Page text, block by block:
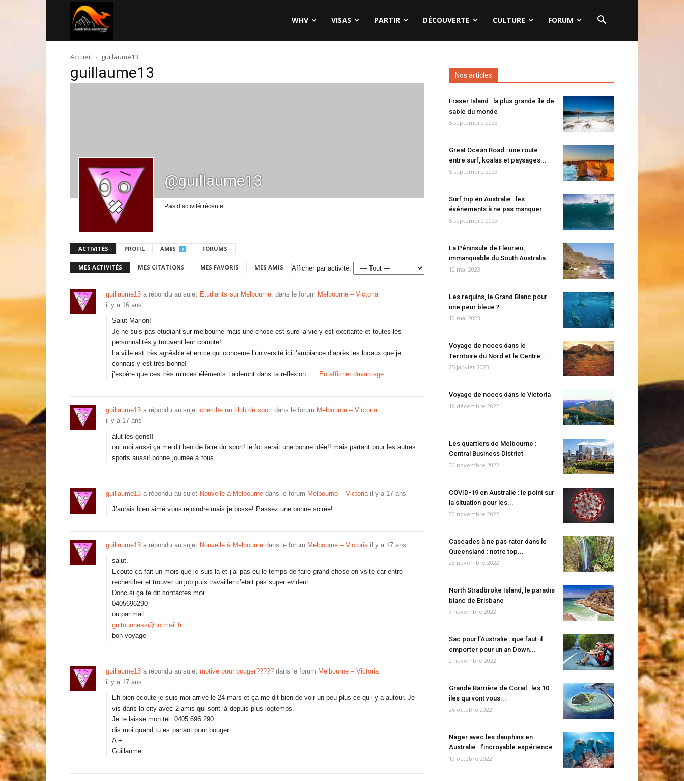
australie.com
WHV VISAS PARTIR DÉCOUVERTE CULTURE FORUM
Accueil guillaume13
guillaume13
@guillaume13
Pas d’activité récente
ACTIVITÉS PROFIL AMIS 0 FORUMS
MES ACTIVITÉS MES CITATIONS MES FAVORIS MES AMIS Afficher par activité:
guillaume13 a répondu au sujet Étudiants sur Melbourne. dans le forum Melbourne – Victoria
il y a 16 ans
Salut Marion!
Je ne suis pas etudiant sur melbourne mais une chose est sure la vie y est excitante et toutes les
personnalités y trouvent leur compte!
La ville est très agréable et en ce qui concerne l’université ici l’ambiance d’après les locaux que je
connais y est très bonne!
j’espère que ces très minces éléments t’aideront dans ta reflexion…
En afficher davantage
guillaume13 a répondu au sujet cherche un club de sport dans le forum Melbourne – Victoria
il y a 17 ans
alut les gens!!
oui moi aussi ça me dit ben de faire du sport! le fot serait une bonne idée!! mais partant pour les autres
sports aussi! bonne journée à tous
guillaume13 a répondu au sujet Nouvelle à Melbourne dans le forum Melbourne – Victoria il y a 17 ans
J’aurais bien aimé vous rejoindre mais je bosse! Passez une bonne soirée!
guillaume13 a répondu au sujet Nouvelle à Melbourne dans le forum Melbourne – Victoria il y a 17 ans
salut.
Ecoute ça fait un mois que je suis la et j’ai pas eu le temps de faire grand chose en vsite car entre
rechercher et trouver un job puis travailler c’etait pas super evident.
Donc si ça te dit contactes moi
0405696290
ou par mail
guitounness@hotmail.fr
bon voyage
guillaume13 a répondu au sujet motivé pour bouger????? dans le forum Melbourne – Victoria
il y a 17 ans
Eh bien écoute je suis moi arrivé le 24 mars et ça me dit bien de voir un peu plus ce qu’i y a autour. Je
vis dans la city avec 2 amis qui sont là depuis plus logtemps.
Je te laisse mon tel: 0405 696 290
dis moi quand tu es partant pour bouger.
A +
Guillaume
Nos articles
Fraser Island : la plus grande île de
sable du monde
5 septembre 2023
Great Ocean Road : une route
entre surf, koalas et paysages...
5 septembre 2023
Surf trip en Australie : les
événements à ne pas manquer
5 septembre 2023
La Péninsule de Fleurieu,
immanquable du South Australia
12 mai 2023
Les requins, le Grand Blanc pour
une peur bleue ?
10 mai 2023
Voyage de noces dans le
Territoire du Nord et le Centre...
25 janvier 2023
Voyage de noces dans le Victoria
19 décembre 2022
Les quartiers de Melbourne :
Central Business District
30 novembre 2022
COVID-19 en Australie : le point sur
la situation pour les...
30 novembre 2022
Cascades à ne pas rater dans le
Queensland : notre top...
23 novembre 2022
North Stradbroke Island, le paradis
blanc de Brisbane
9 novembre 2022
Sac pour l’Australie : que faut-il
emporter pour un an Down...
2 novembre 2022
Grande Barrière de Corail : les 10
îles qui vont vous...
26 octobre 2022
Nager avec les dauphins en
Australie : l’incroyable expérience
19 octobre 2022